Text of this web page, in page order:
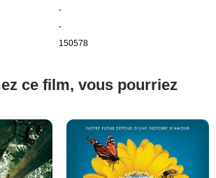
-
-
150578
ce film, vous pourriez